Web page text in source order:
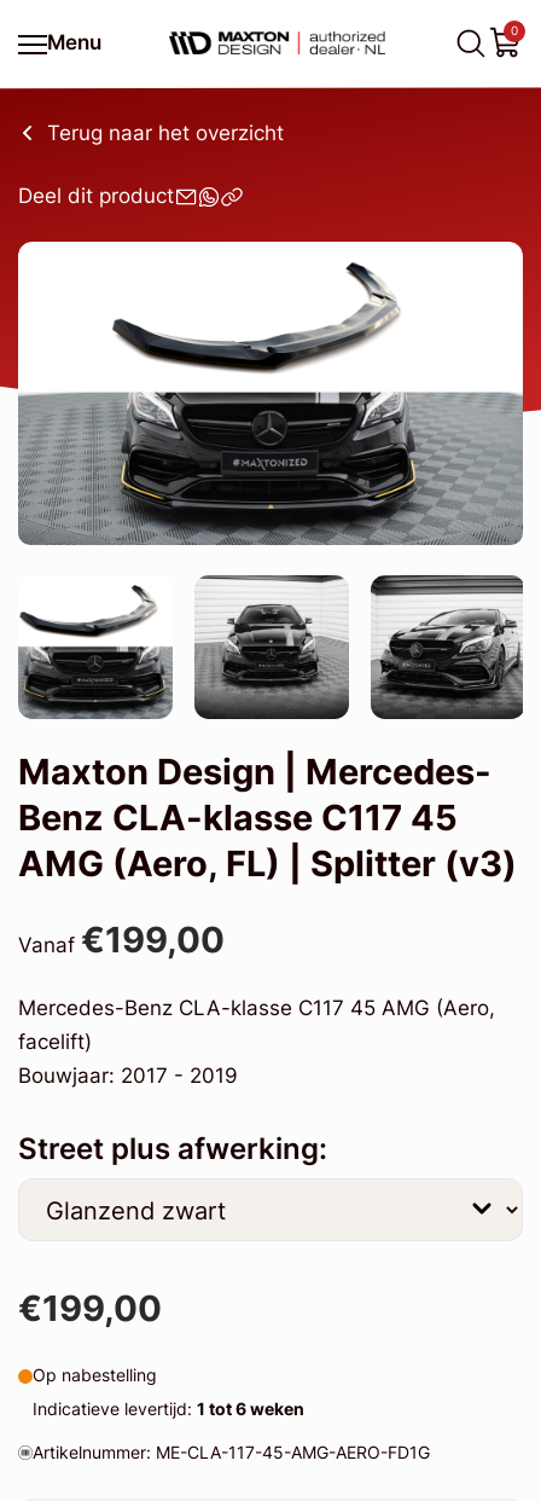
Menu
0
Terug naar het overzicht
Deel dit product
Maxton Design | Mercedes-
Benz CLA-klasse C117 45
AMG (Aero, FL) | Splitter (v3)
Vanaf €199,00
Mercedes-Benz CLA-klasse C117 45 AMG (Aero,
facelift)
Bouwjaar: 2017 - 2019
Street plus afwerking:
€199,00
Op nabestelling
Indicatieve levertijd: 1 tot 6 weken
Artikelnummer: ME-CLA-117-45-AMG-AERO-FD1G